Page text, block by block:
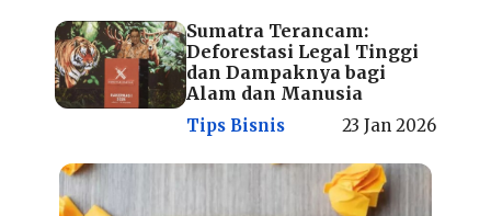
Sumatra Terancam:
Deforestasi Legal Tinggi
dan Dampaknya bagi
Alam dan Manusia
Tips Bisnis 23 Jan 2026